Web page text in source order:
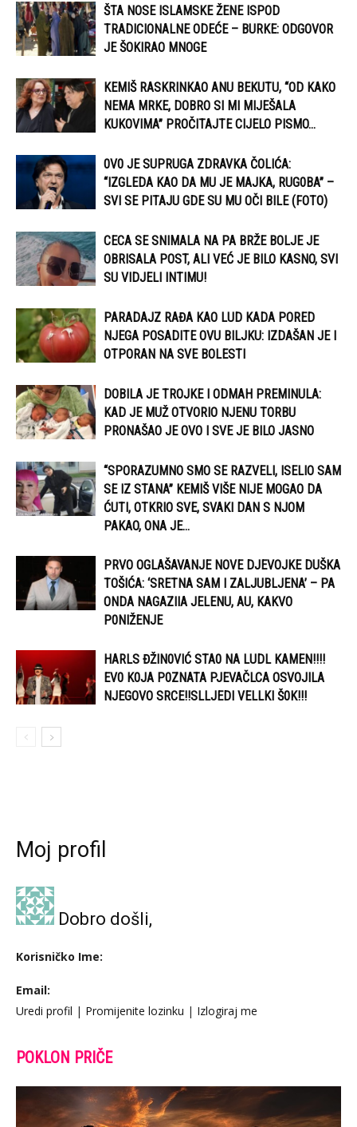
ŠTA NOSE ISLAMSKE ŽENE ISPOD
TRADICIONALNE ODEĆE – BURKE: ODGOVOR
JE ŠOKIRAO MNOGE
KEMIŠ RASKRINKAO ANU BEKUTU, “OD KAKO
NEMA MRKE, DOBRO SI MI MIJEŠALA
KUKOVIMA” PROČITAJTE CIJELO PISMO…
0V0 JE SUPRUGA ZDRAVKA ČOLIĆA:
“IZGLEDA KAO DA MU JE MAJKA, RUG0BA” –
SVI SE PITAJU GDE SU MU OČI BILE (FOTO)
CECA SE SNIMALA NA PA BRŽE BOLJE JE
OBRISALA POST, ALI VEĆ JE BILO KASNO, SVI
SU VIDJELI INTIMU!
PARADAJZ RAĐA KAO LUD KADA PORED
NJEGA POSADITE OVU BILJKU: IZDAŠAN JE I
OTPORAN NA SVE BOLESTI
DOBILA JE TROJKE I ODMAH PREMINULA:
KAD JE MUŽ OTVORIO NJENU TORBU
PRONAŠAO JE OVO I SVE JE BILO JASNO
“SPORAZUMNO SMO SE RAZVELI, ISELIO SAM
SE IZ STANA” KEMIŠ VIŠE NIJE MOGAO DA
ĆUTI, OTKRIO SVE, SVAKI DAN S NJOM
PAKAO, ONA JE...
PRVO OGLAŠAVANJE NOVE DJEVOJKE DUŠKA
TOŠIĆA: ‘SRETNA SAM I ZALJUBLJENA’ – PA
ONDA NAGAZIIA JELENU, AU, KAKVO
P0NIŽENJE
HARLS ĐŽIN0VIĆ STA0 NA LUDL KAMEN!!!!
EV0 K0JA P0ZNATA PJEVAČLCA OSVOJILA
NJEGOVO SRCE!!SLLJEDI VELLKI Š0K!!!
Moj profil
Dobro došli,
Korisničko Ime:
Email:
Uredi profil | Promijenite lozinku | Izlogiraj me
POKLON PRIČE